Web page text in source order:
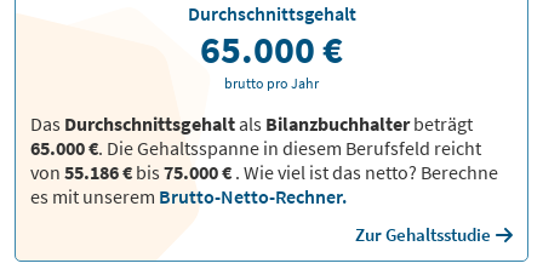
Das Durchschnittsgehaltals Bilanzbuchhalterbeträgt
65.000 €. Die Gehaltsspanne in diesem Berufsfeld reicht
von 55.186 € bis75.000 € . Wie viel ist das netto? Berechne
es mit unserem Brutto-Netto-Rechner.
Zur Gehaltsstudie
Durchschnittsgehalt
65.000 €
brutto pro Jahr